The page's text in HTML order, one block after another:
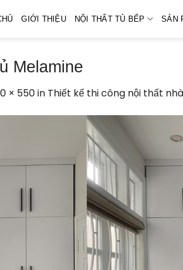
GIỚI THIỆU NỘI THẤT TỦ BẾP SẢN
Melamine
× 550in Thiết kế thi công nội thất